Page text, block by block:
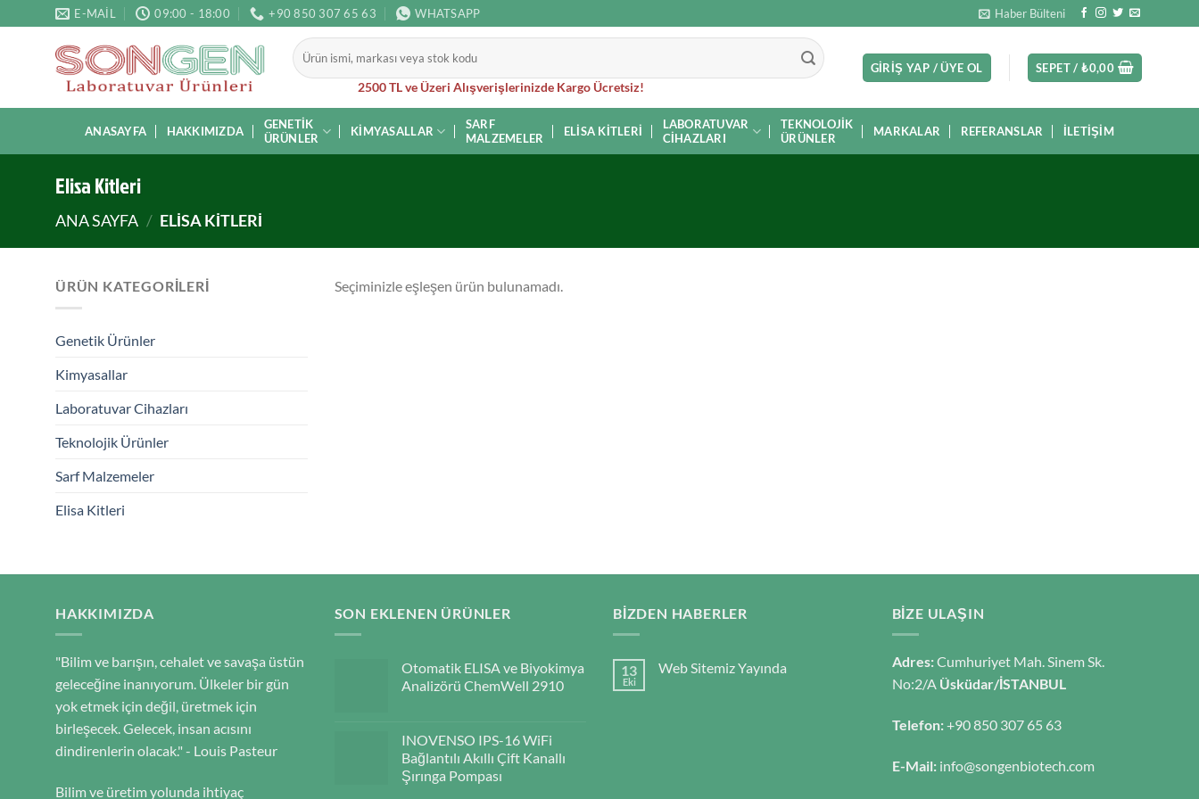
atla
E-MAIL 09:00 - 18:00 +90 850 307 65 63 WHATSAPP Haber Bülteni
Ara:
2500 TL ve Üzeri Alışverişlerinizde Kargo Ücretsiz!
GIRIŞ YAP / ÜYE OL SEPET /₺0,00
ANASAYFA HAKKIMIZDA
GENETIK
ÜRÜNLER
KIMYASALLAR
SARF
MALZEMELER
ELISA KITLERI
LABORATUVAR
CIHAZLARI
TEKNOLOJIK
ÜRÜNLER
MARKALAR REFERANSLAR İLETIŞIM
Elisa Kitleri
ANA SAYFA / ELISA KITLERI
ÜRÜN KATEGORILERI
Genetik Ürünler
Kimyasallar
Laboratuvar Cihazları
Teknolojik Ürünler
Sarf Malzemeler
Elisa Kitleri
Seçiminizle eşleşen ürün bulunamadı.
HAKKIMIZDA
"Bilim ve barışın, cehalet ve savaşa üstün
geleceğine inanıyorum. Ülkeler bir gün
yok etmek için değil, üretmek için
birleşecek. Gelecek, insan acısını
dindirenlerin olacak." - Louis Pasteur
Bilim ve üretim yolunda ihtiyaç
SON EKLENEN ÜRÜNLER
Otomatik ELISA ve Biyokimya
Analizörü ChemWell 2910
INOVENSO IPS-16 WiFi
Bağlantılı Akıllı Çift Kanallı
Şırınga Pompası
BIZDEN HABERLER
13
Eki
Web Sitemiz Yayında
BIZE ULAŞIN
Adres:Cumhuriyet Mah. Sinem Sk.
No:2/A Üsküdar/İSTANBUL
Telefon:+90 850 307 65 63
E-Mail:info@songenbiotech.com